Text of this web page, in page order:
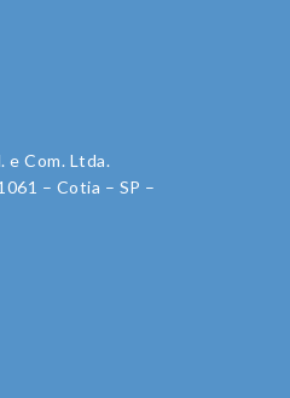
e Com. Ltda.
– Cotia – SP –